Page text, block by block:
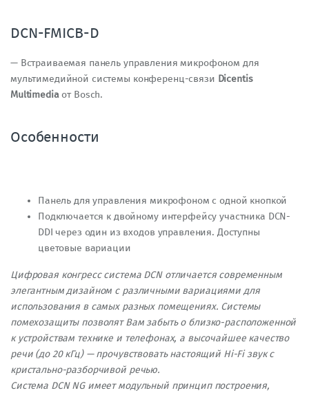
DCN-FMICB-D
— Встраиваемая панель управления микрофоном для
мультимедийной системы конференц-связи Dicentis
Multimediaот Bosch.
Особенности
Панель для управления микрофоном с одной кнопкой
Подключается к двойному интерфейсу участника DCN-
DDI через один из входов управления. Доступны
цветовые вариации
Цифровая конгресс система DCN отличается современным
элегантным дизайном с различными вариациями для
использования в самых разных помещениях. Системы
помехозащиты позволят Вам забыть о близко-расположенной
к устройствам технике и телефонах, а высочайшее качество
речи (до 20 кГц) — прочувствовать настоящий Hi-Fi звук с
кристально-разборчивой речью.
Система DCN NG имеет модульный принцип построения,